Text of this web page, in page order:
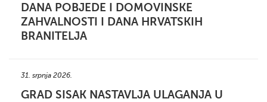
DANA POBJEDE I DOMOVINSKE
ZAHVALNOSTI I DANA HRVATSKIH
BRANITELJA
31. srpnja 2026.
GRAD SISAK NASTAVLJA ULAGANJA U